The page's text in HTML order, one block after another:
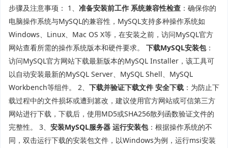
步骤及注意事项： 1、 准备安装前工作 系统兼容性检查 ：确保你的
电脑操作系统与MySQL的兼容性，MySQL支持多种操作系统如
Windows、Linux、Mac OS X等，在安装之前，访问MySQL官方
网站查看所需的操作系统版本和硬件要求。 下载MySQL安装包：
访问MySQL官方网站下载最新版本的MySQL Installer，该工具可
以自动安装最新的MySQL Server、MySQL Shell、MySQL
Workbench等组件。 2、 下载并验证下载文件 安全下载 ：为防止下
载过程中的文件损坏或遭到篡改，建议使用官方网站或可信第三方
网站进行下载，下载后，使用MD5或SHA256散列函数验证文件的
完整性。 3、 安装MySQL服务器 运行安装包：根据操作系统的不
同，双击运行下载的安装包文件，以Windows为例，运行msi安装